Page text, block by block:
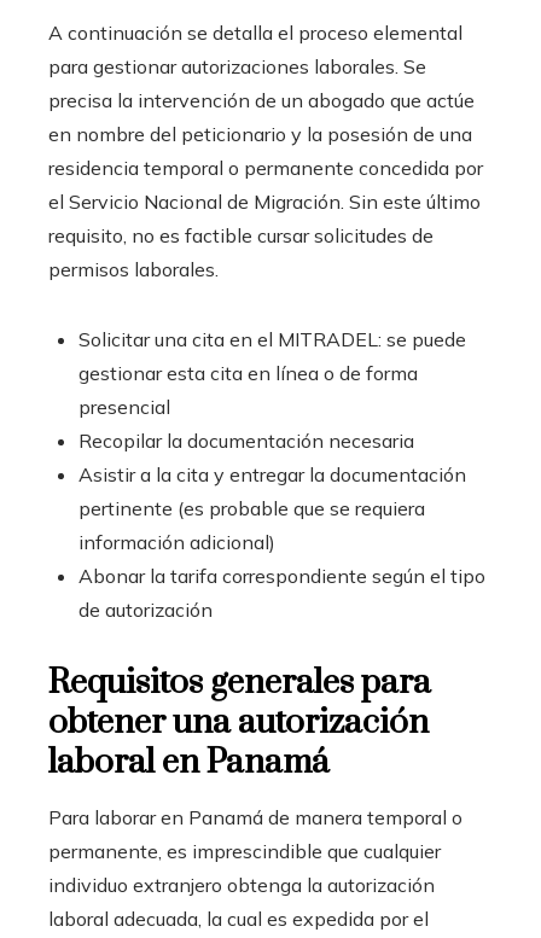
A continuación se detalla el proceso elemental
para gestionar autorizaciones laborales. Se
precisa la intervención de un abogado que actúe
en nombre del peticionario y la posesión de una
residencia temporal o permanente concedida por
el Servicio Nacional de Migración. Sin este último
requisito, no es factible cursar solicitudes de
permisos laborales.
Solicitar una cita en el MITRADEL: se puede
gestionar esta cita en línea o de forma
presencial
Recopilar la documentación necesaria
Asistir a la cita y entregar la documentación
pertinente (es probable que se requiera
información adicional)
Abonar la tarifa correspondiente según el tipo
de autorización
Requisitos generales para
obtener una autorización
laboral en Panamá
Para laborar en Panamá de manera temporal o
permanente, es imprescindible que cualquier
individuo extranjero obtenga la autorización
laboral adecuada, la cual es expedida por el